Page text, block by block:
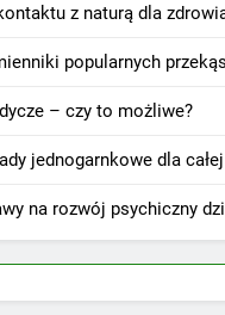
z naturą dla
popularnych
– czy to możliwe?
jednogarnkowe dla
na rozwój psychiczny